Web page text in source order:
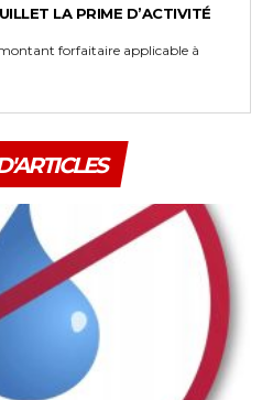
LA PRIME D’ACTIVITÉ
forfaitaire applicable à